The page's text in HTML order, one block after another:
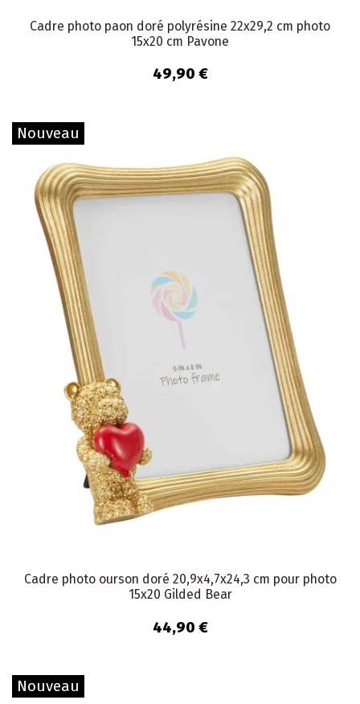
Cadre photo paon doré polyrésine 22x29,2 cm photo
15x20 cm Pavone
49,90 €
Nouveau
Cadre photo ourson doré 20,9x4,7x24,3 cm pour photo
15x20 Gilded Bear
44,90 €
Nouveau